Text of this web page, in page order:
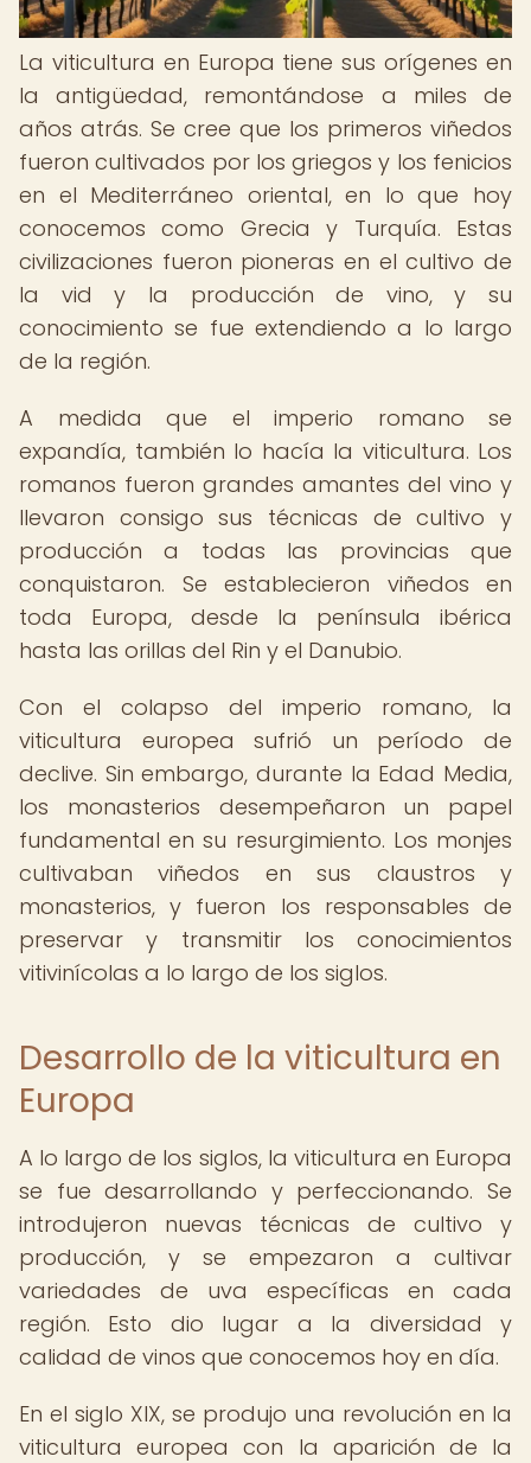
La viticultura en Europa tiene sus orígenes en
la antigüedad, remontándose a miles de
años atrás. Se cree que los primeros viñedos
fueron cultivados por los griegos y los fenicios
en el Mediterráneo oriental, en lo que hoy
conocemos como Grecia y Turquía. Estas
civilizaciones fueron pioneras en el cultivo de
la vid y la producción de vino, y su
conocimiento se fue extendiendo a lo largo
de la región.
A medida que el imperio romano se
expandía, también lo hacía la viticultura. Los
romanos fueron grandes amantes del vino y
llevaron consigo sus técnicas de cultivo y
producción a todas las provincias que
conquistaron. Se establecieron viñedos en
toda Europa, desde la península ibérica
hasta las orillas del Rin y el Danubio.
Con el colapso del imperio romano, la
viticultura europea sufrió un período de
declive. Sin embargo, durante la Edad Media,
los monasterios desempeñaron un papel
fundamental en su resurgimiento. Los monjes
cultivaban viñedos en sus claustros y
monasterios, y fueron los responsables de
preservar y transmitir los conocimientos
vitivinícolas a lo largo de los siglos.
Desarrollo de la viticultura en
Europa
A lo largo de los siglos, la viticultura en Europa
se fue desarrollando y perfeccionando. Se
introdujeron nuevas técnicas de cultivo y
producción, y se empezaron a cultivar
variedades de uva específicas en cada
región. Esto dio lugar a la diversidad y
calidad de vinos que conocemos hoy en día.
En el siglo XIX, se produjo una revolución en la
viticultura europea con la aparición de la